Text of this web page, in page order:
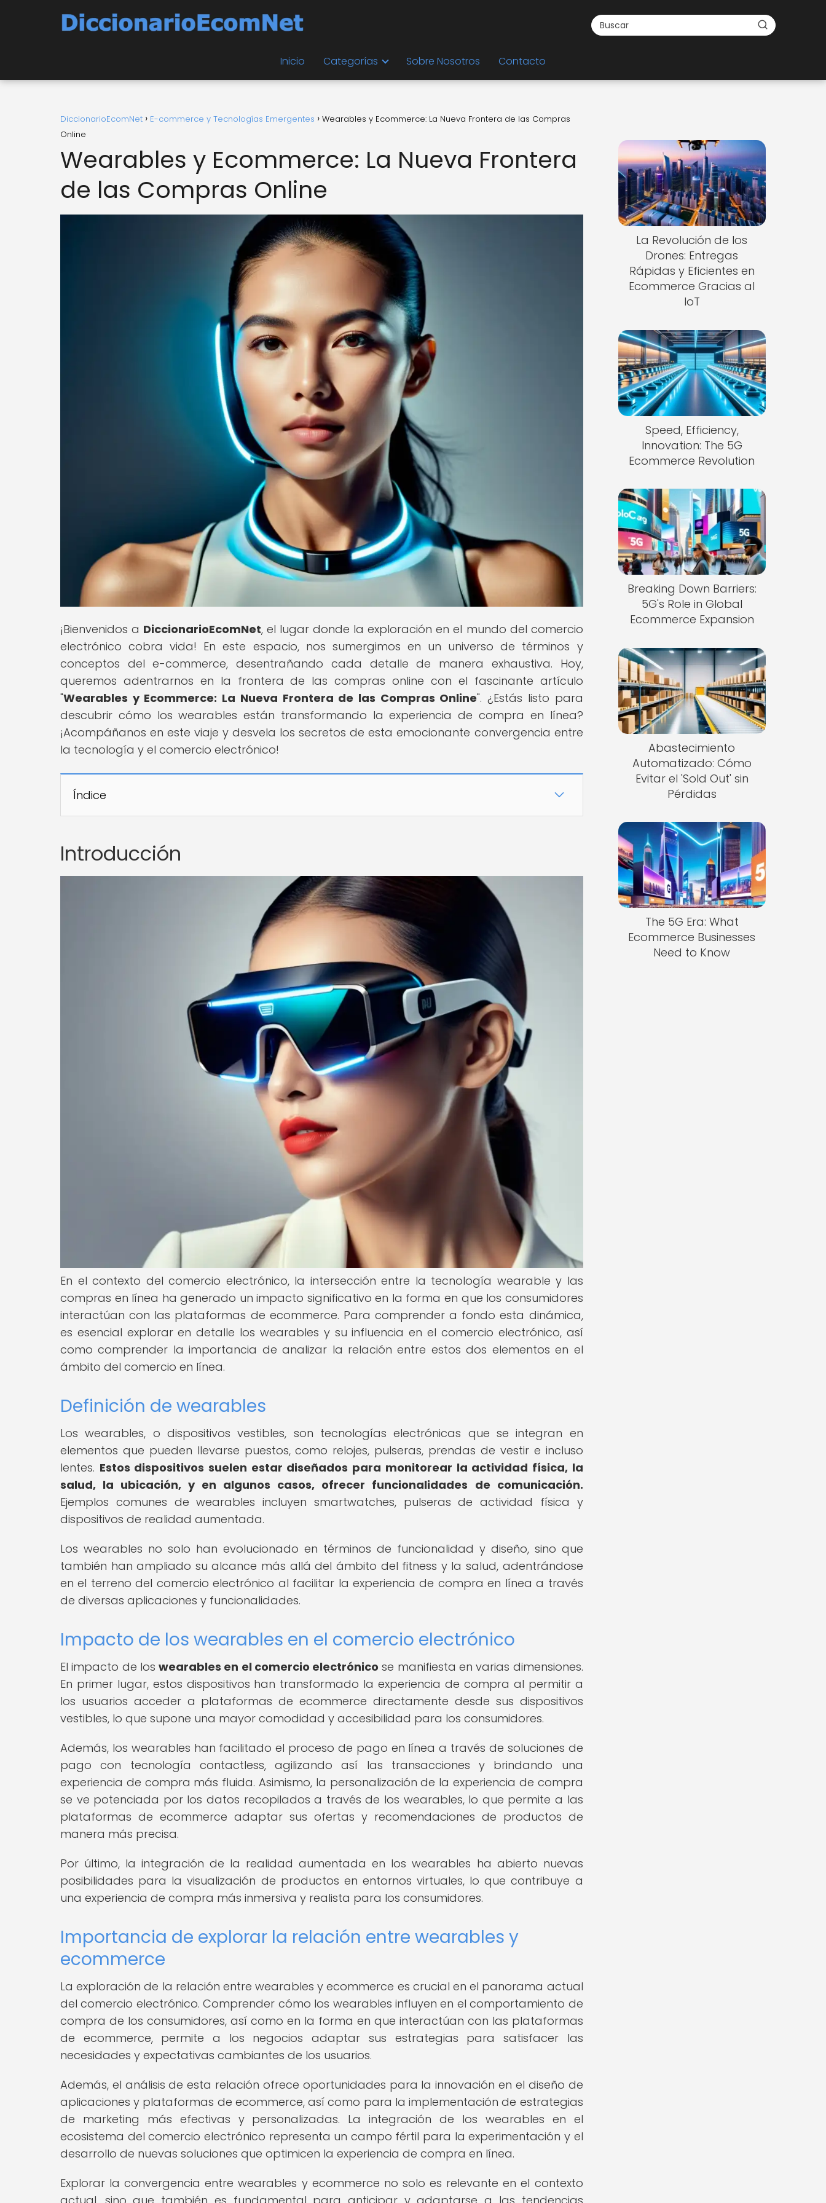
Inicio Categorías Sobre Nosotros Contacto
DiccionarioEcomNet E-commerce y Tecnologías Emergentes
Wearables y Ecommerce: La Nueva Frontera de las Compras
Online
Wearables y Ecommerce: La Nueva Frontera
de las Compras Online
¡Bienvenidos a DiccionarioEcomNet, el lugar donde la exploración en el mundo del comercio
electrónico cobra vida! En este espacio, nos sumergimos en un universo de términos y
conceptos del e-commerce, desentrañando cada detalle de manera exhaustiva. Hoy,
queremos adentrarnos en la frontera de las compras online con el fascinante artículo
"Wearables y Ecommerce: La Nueva Frontera de las Compras Online". ¿Estás listo para
descubrir cómo los wearables están transformando la experiencia de compra en línea?
¡Acompáñanos en este viaje y desvela los secretos de esta emocionante convergencia entre
la tecnología y el comercio electrónico!
Índice
Introducción
En el contexto del comercio electrónico, la intersección entre la tecnología wearable y las
compras en línea ha generado un impacto significativo en la forma en que los consumidores
interactúan con las plataformas de ecommerce. Para comprender a fondo esta dinámica,
es esencial explorar en detalle los wearables y su influencia en el comercio electrónico, así
como comprender la importancia de analizar la relación entre estos dos elementos en el
ámbito del comercio en línea.
Definición de wearables
Los wearables, o dispositivos vestibles, son tecnologías electrónicas que se integran en
elementos que pueden llevarse puestos, como relojes, pulseras, prendas de vestir e incluso
lentes. Estos dispositivos suelen estar diseñados para monitorear la actividad física, la
salud, la ubicación, y en algunos casos, ofrecer funcionalidades de comunicación.
Ejemplos comunes de wearables incluyen smartwatches, pulseras de actividad física y
dispositivos de realidad aumentada.
Los wearables no solo han evolucionado en términos de funcionalidad y diseño, sino que
también han ampliado su alcance más allá del ámbito del fitness y la salud, adentrándose
en el terreno del comercio electrónico al facilitar la experiencia de compra en línea a través
de diversas aplicaciones y funcionalidades.
Impacto de los wearables en el comercio electrónico
El impacto de loswearables en el comercio electrónico se manifiesta en varias dimensiones.
En primer lugar, estos dispositivos han transformado la experiencia de compra al permitir a
los usuarios acceder a plataformas de ecommerce directamente desde sus dispositivos
vestibles, lo que supone una mayor comodidad y accesibilidad para los consumidores.
Además, los wearables han facilitado el proceso de pago en línea a través de soluciones de
pago con tecnología contactless, agilizando así las transacciones y brindando una
experiencia de compra más fluida. Asimismo, la personalización de la experiencia de compra
se ve potenciada por los datos recopilados a través de los wearables, lo que permite a las
plataformas de ecommerce adaptar sus ofertas y recomendaciones de productos de
manera más precisa.
Por último, la integración de la realidad aumentada en los wearables ha abierto nuevas
posibilidades para la visualización de productos en entornos virtuales, lo que contribuye a
una experiencia de compra más inmersiva y realista para los consumidores.
Importancia de explorar la relación entre wearables y
ecommerce
La exploración de la relación entre wearables y ecommerce es crucial en el panorama actual
del comercio electrónico. Comprender cómo los wearables influyen en el comportamiento de
compra de los consumidores, así como en la forma en que interactúan con las plataformas
de ecommerce, permite a los negocios adaptar sus estrategias para satisfacer las
necesidades y expectativas cambiantes de los usuarios.
Además, el análisis de esta relación ofrece oportunidades para la innovación en el diseño de
aplicaciones y plataformas de ecommerce, así como para la implementación de estrategias
de marketing más efectivas y personalizadas. La integración de los wearables en el
ecosistema del comercio electrónico representa un campo fértil para la experimentación y el
desarrollo de nuevas soluciones que optimicen la experiencia de compra en línea.
Explorar la convergencia entre wearables y ecommerce no solo es relevante en el contexto
La Revolución de los
Drones: Entregas
Rápidas y Eficientes en
Ecommerce Gracias al
IoT
Speed, Efficiency,
Innovation: The 5G
Ecommerce Revolution
Breaking Down Barriers:
5G's Role in Global
Ecommerce Expansion
Abastecimiento
Automatizado: Cómo
Evitar el 'Sold Out' sin
Pérdidas
The 5G Era: What
Ecommerce Businesses
Need to Know